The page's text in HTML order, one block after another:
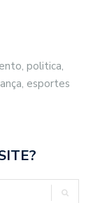
politica,
esportes